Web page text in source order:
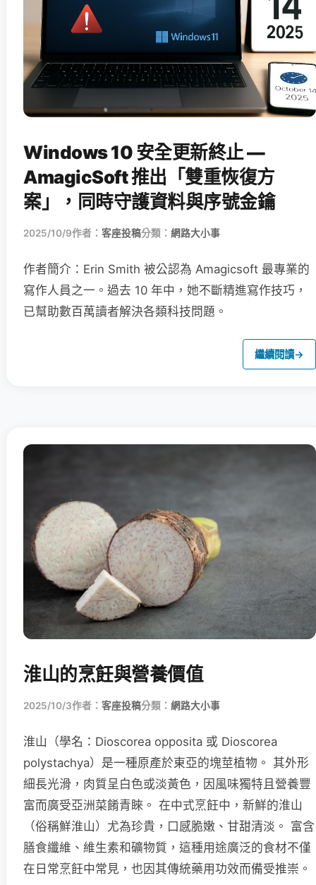
Windows 10 安全更新終止 —
AmagicSoft 推出「雙重恢復方
案」，同時守護資料與序號金鑰
2025/10/9作者： 客座投稿分類： 網路大小事
作者簡介：Erin Smith 被公認為 Amagicsoft 最專業的
寫作人員之一。過去 10 年中，她不斷精進寫作技巧，
已幫助數百萬讀者解決各類科技問題。
繼續閱讀→
淮山的烹飪與營養價值
2025/10/3作者： 客座投稿分類： 網路大小事
淮山（學名：Dioscorea opposita 或 Dioscorea
polystachya）是一種原產於東亞的塊莖植物。 其外形
細長光滑，肉質呈白色或淡黃色，因風味獨特且營養豐
富而廣受亞洲菜餚青睞。 在中式烹飪中，新鮮的淮山
（俗稱鮮淮山）尤為珍貴，口感脆嫩、甘甜清淡。 富含
膳食纖維、維生素和礦物質，這種用途廣泛的食材不僅
在日常烹飪中常見，也因其傳統藥用功效而備受推崇。